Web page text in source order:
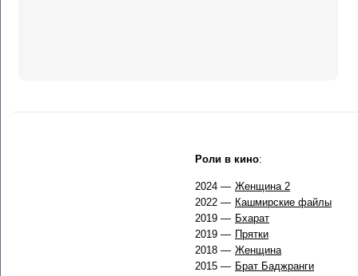
Роли в кино:
2024 — Женщина 2
2022 — Кашмирские файлы
2019 — Бхарат
2019 — Прятки
2018 — Женщина
2015 — Брат Баджранги